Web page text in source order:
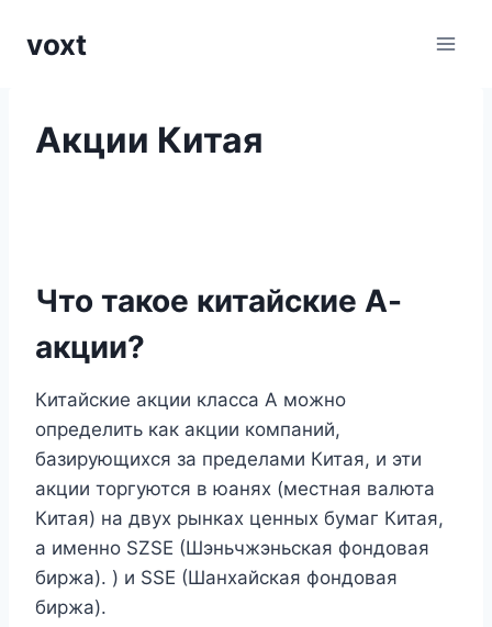
voxt
Акции Китая
Что такое китайские А-
акции?
Китайские акции класса А можно
определить как акции компаний,
базирующихся за пределами Китая, и эти
акции торгуются в юанях (местная валюта
Китая) на двух рынках ценных бумаг Китая,
а именно SZSE (Шэньчжэньская фондовая
биржа). ) и SSE (Шанхайская фондовая
биржа).